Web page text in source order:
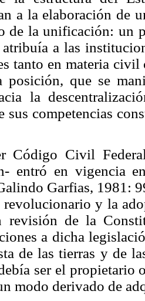
a la elaboración de
de la unificación: un
a las
tanto en materia
posición, que se
la
sus competencias
Código Civil
entró en vigencia
Garfias, 1981:
y la
revisión de la
a dicha
de las tierras y de
ser el
modo derivado de